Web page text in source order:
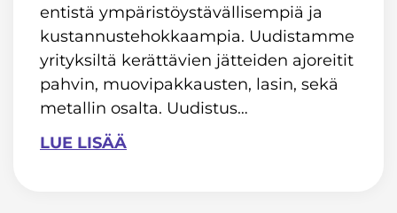
entistä ympäristöystävällisempiä ja
kustannustehokkaampia. Uudistamme
yrityksiltä kerättävien jätteiden ajoreitit
pahvin, muovipakkausten, lasin, sekä
metallin osalta. Uudistus…
LUE LISÄÄ